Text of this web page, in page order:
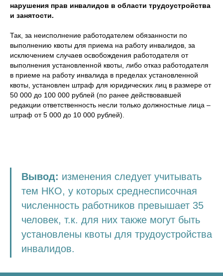
нарушения прав инвалидов в области трудоустройства
и занятости.
Так, за неисполнение работодателем обязанности по
выполнению квоты для приема на работу инвалидов, за
исключением случаев освобождения работодателя от
выполнения установленной квоты, либо отказ работодателя
в приеме на работу инвалида в пределах установленной
квоты, установлен штраф для юридических лиц в размере от
50 000 до 100 000 рублей (по ранее действовавшей
редакции ответственность несли только должностные лица –
штраф от 5 000 до 10 000 рублей).
Вывод: изменения следует учитывать
тем НКО, у которых среднесписочная
численность работников превышает 35
человек, т.к. для них также могут быть
установлены квоты для трудоустройства
инвалидов.